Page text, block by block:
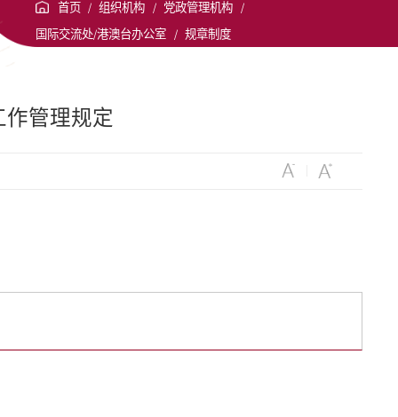
首页 / 组织机构 / 党政管理机构
/
国际交流处/港澳台办公室
/ 规章制度
管理规定